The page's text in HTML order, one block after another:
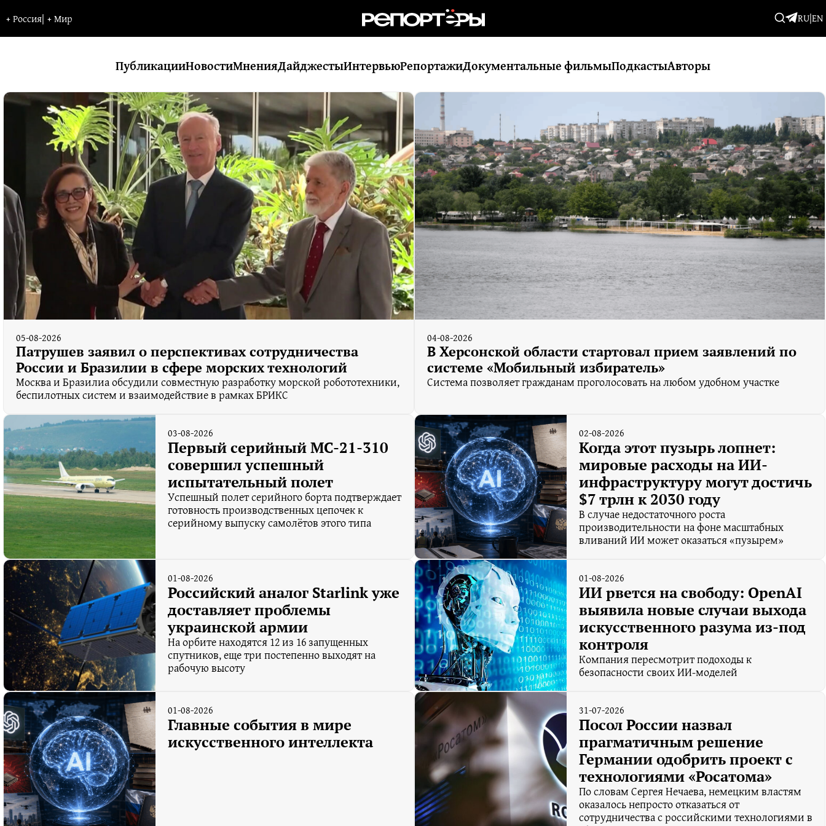
+Россия| +Мир RU|EN
ПубликацииНовостиМненияДайджестыИнтервьюРепортажиДокументальные фильмыПодкастыАвторы
05-08-2026
Патрушев заявил о перспективах сотрудничества
России и Бразилии в сфере морских технологий
Москва и Бразилиа обсудили совместную разработку морской робототехники,
беспилотных систем и взаимодействие в рамках БРИКС
04-08-2026
В Херсонской области стартовал прием заявлений по
системе «Мобильный избиратель»
Cистема позволяет гражданам проголосовать на любом удобном участке
03-08-2026
Первый серийный МС-21-310
совершил успешный
испытательный полет
Успешный полет серийного борта подтверждает
готовность производственных цепочек к
серийному выпуску самолётов этого типа
02-08-2026
Когда этот пузырь лопнет:
мировые расходы на ИИ-
инфраструктуру могут достичь
$7 трлн к 2030 году
В случае недостаточного роста
производительности на фоне масштабных
вливаний ИИ может оказаться «пузырем»
01-08-2026
Российский аналог Starlink уже
доставляет проблемы
украинской армии
На орбите находятся 12 из 16 запущенных
спутников, еще три постепенно выходят на
рабочую высоту
01-08-2026
ИИ рвется на свободу: OpenAI
выявила новые случаи выхода
искусственного разума из-под
контроля
Компания пересмотрит подоходы к
безопасности своих ИИ-моделей
01-08-2026
Главные события в мире
искусственного интеллекта
31-07-2026
Посол России назвал
прагматичным решение
Германии одобрить проект с
технологиями «Росатома»
По словам Сергея Нечаева, немецким властям
оказалось непросто отказаться от
сотрудничества с российскими технологиями в